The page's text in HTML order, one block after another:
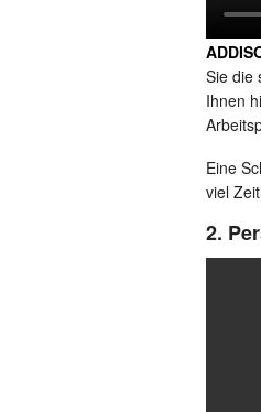
Sie die
Ihnen
Eine
viel
2.